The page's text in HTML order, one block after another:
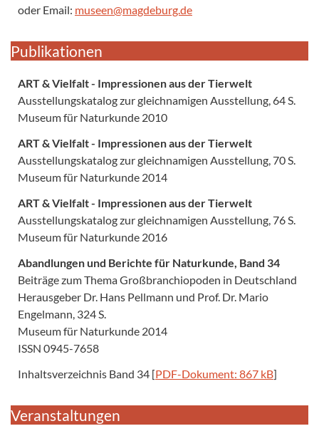
oder Email: museen@magdeburg.de
Publikationen
ART & Vielfalt - Impressionen aus der Tierwelt
Ausstellungskatalog zur gleichnamigen Ausstellung, 64 S.
Museum für Naturkunde 2010
ART & Vielfalt - Impressionen aus der Tierwelt
Ausstellungskatalog zur gleichnamigen Ausstellung, 70 S.
Museum für Naturkunde 2014
ART & Vielfalt - Impressionen aus der Tierwelt
Ausstellungskatalog zur gleichnamigen Ausstellung, 76 S.
Museum für Naturkunde 2016
Abandlungen und Berichte für Naturkunde, Band 34
Beiträge zum Thema Großbranchiopoden in Deutschland
Herausgeber Dr. Hans Pellmann und Prof. Dr. Mario
Engelmann, 324 S.
Museum für Naturkunde 2014
ISSN 0945-7658
Inhaltsverzeichnis Band 34 [PDF-Dokument: 867 kB]
Veranstaltungen